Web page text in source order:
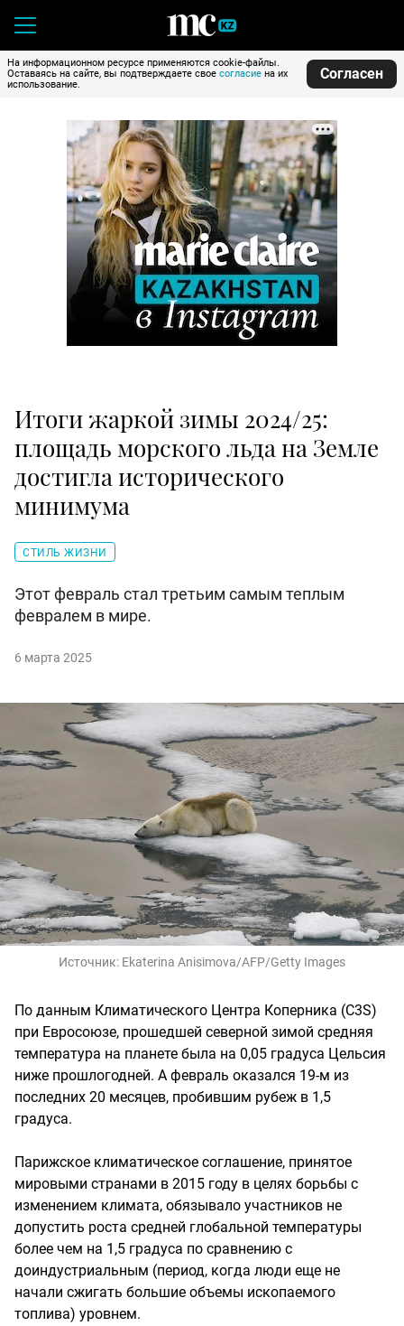
На информационном ресурсе применяются cookie-файлы.
Оставаясь на сайте, вы подтверждаете свое согласие на их
использование.
Согласен
Итоги жаркой зимы 2024/25:
площадь морского льда на Земле
достигла исторического
минимума
СТИЛЬ ЖИЗНИ
Этот февраль стал третьим самым теплым
февралем в мире.
6 марта 2025
Источник: Ekaterina Anisimova/AFP/Getty Images
По данным Климатического Центра Коперника (C3S)
при Евросоюзе, прошедшей северной зимой средняя
температура на планете была на 0,05 градуса Цельсия
ниже прошлогодней. А февраль оказался 19-м из
последних 20 месяцев, пробившим рубеж в 1,5
градуса.
Парижское климатическое соглашение, принятое
мировыми странами в 2015 году в целях борьбы с
изменением климата, обязывало участников не
допустить роста средней глобальной температуры
более чем на 1,5 градуса по сравнению с
доиндустриальным (период, когда люди еще не
начали сжигать большие объемы ископаемого
топлива) уровнем.